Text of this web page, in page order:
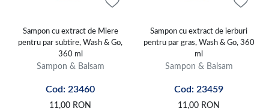
Sampon cu extract de Miere
pentru par subtire, Wash & Go,
360 ml
Sampon & Balsam
Cod: 23460
11,00 RON
Sampon cu extract de ierburi
pentru par gras, Wash & Go, 360
ml
Sampon & Balsam
Cod: 23459
11,00 RON